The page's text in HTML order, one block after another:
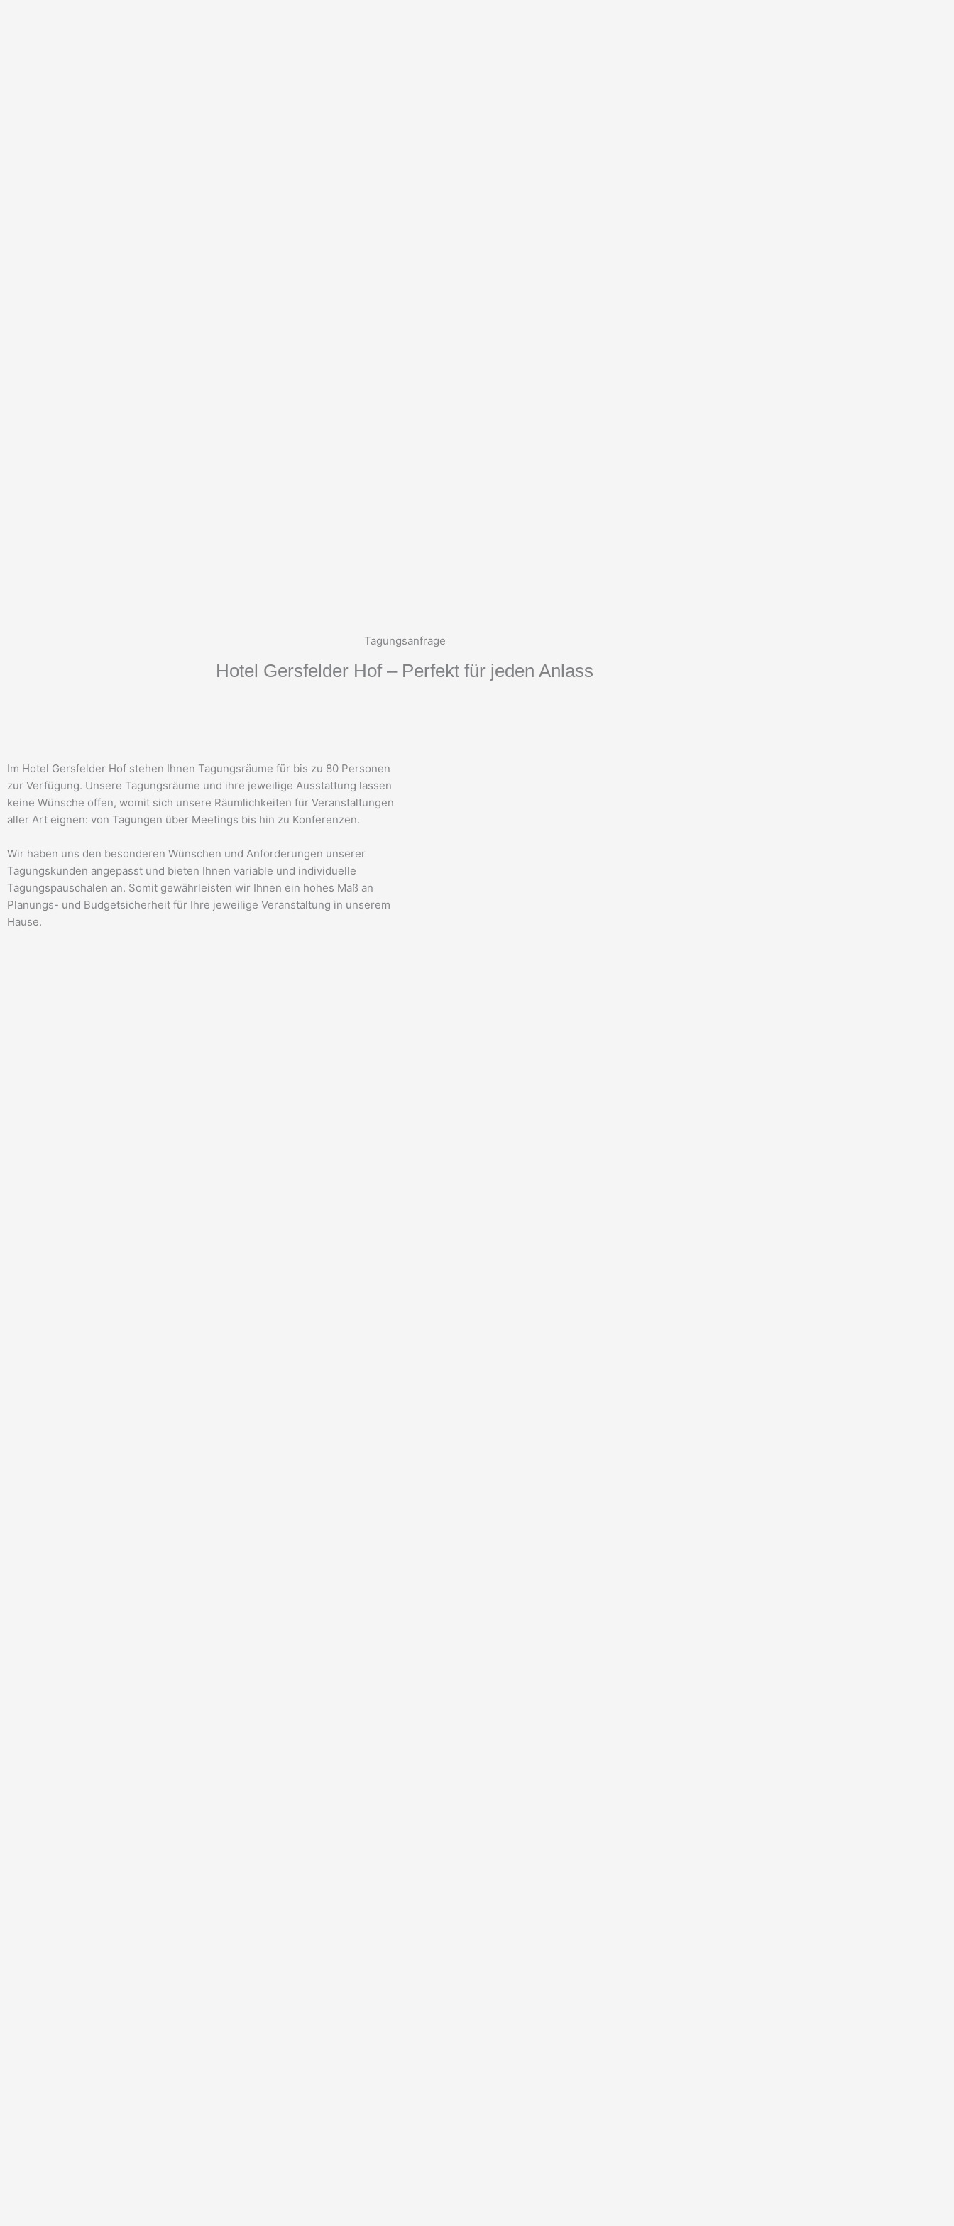
Tagungsanfrage
Hotel Gersfelder Hof – Perfekt für jeden Anlass
Im Hotel Gersfelder Hof stehen Ihnen Tagungsräume für bis zu 80 Personen
zur Verfügung. Unsere Tagungsräume und ihre jeweilige Ausstattung lassen
keine Wünsche offen, womit sich unsere Räumlichkeiten für Veranstaltungen
aller Art eignen: von Tagungen über Meetings bis hin zu Konferenzen.
Wir haben uns den besonderen Wünschen und Anforderungen unserer
Tagungskunden angepasst und bieten Ihnen variable und individuelle
Tagungspauschalen an. Somit gewährleisten wir Ihnen ein hohes Maß an
Planungs- und Budgetsicherheit für Ihre jeweilige Veranstaltung in unserem
Hause.